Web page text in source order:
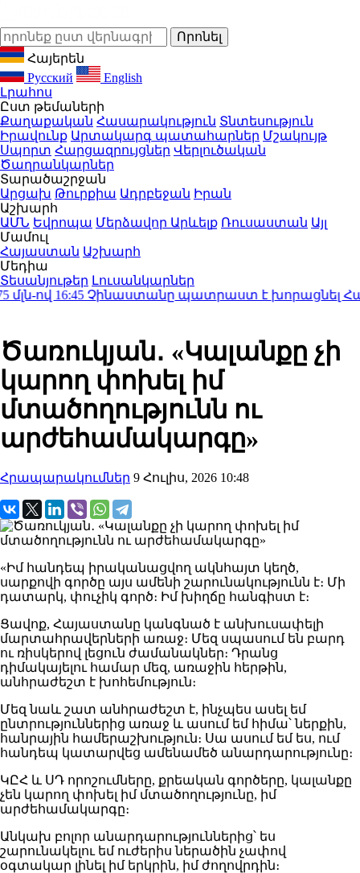
Հայերեն
Русский
English
Լրահոս
Ըստ թեմաների
Քաղաքական Հասարակություն Տնտեսություն
Իրավունք Արտակարգ պատահարներ Մշակույթ
Սպորտ Հարցազրույցներ Վերլուծական
Ծաղրանկարներ
Տարածաշրջան
Արցախ Թուրքիա Ադրբեջան Իրան
Աշխարհ
ԱՄՆ Եվրոպա Մերձավոր Արևելք Ռուսաստան Այլ
Մամուլ
Հայաստան Աշխարհ
Մեդիա
Տեսանյութեր Լուսանկարներ
ով16:45Չինաստանը պատրաստ է խորացնել
Ծառուկյան․ «Կալանքը չի
կարող փոխել իմ
մտածողությունն ու
արժեհամակարգը»
Հրապարակումներ 9 Հուլիս, 2026 10:48
«Իմ հանդեպ իրականացվող ակնհայտ կեղծ,
սարքովի գործը այս ամենի շարունակությունն է։ Մի
դատարկ, փուչիկ գործ։ Իմ խիղճը հանգիստ է։
Ցավոք, Հայաստանը կանգնած է անխուսափելի
մարտահրավերների առաջ։ Մեզ սպասում են բարդ
ու ռիսկերով լեցուն ժամանակներ։ Դրանց
դիմակայելու համար մեզ, առաջին հերթին,
անհրաժեշտ է խոհեմություն։
Մեզ նաև շատ անհրաժեշտ է, ինչպես ասել եմ
ընտրություններից առաջ և ասում եմ հիմա՝ ներքին,
հանրային համերաշխություն։ Սա ասում եմ ես, ում
հանդեպ կատարվեց ամենամեծ անարդարությունը։
ԿԸՀ և ՍԴ որոշումները, քրեական գործերը, կալանքը
չեն կարող փոխել իմ մտածողությունը, իմ
արժեհամակարգը։
Անկախ բոլոր անարդարություններից՝ ես
շարունակելու եմ ուժերիս ներածին չափով
օգտակար լինել իմ երկրին, իմ ժողովրդին։